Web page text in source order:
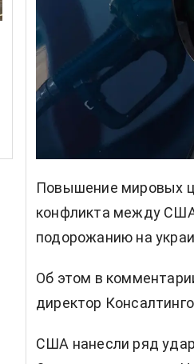
Повышение мировых
конфликта между США
подорожанию на
Об этом в
директор
США нанесли ряд